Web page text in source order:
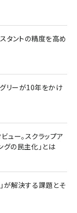
タントの精度を高め
リーが10年をかけ
ー。スクラップア
グの民主化」とは
が解決する課題とそ